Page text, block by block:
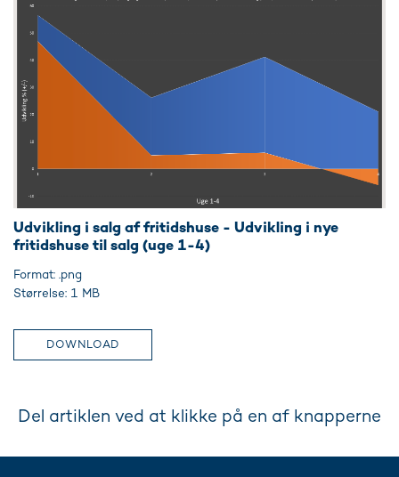
Udvikling i salg af fritidshuse - Udvikling i nye
fritidshuse til salg (uge 1-4)
Format: .png
Størrelse: 1 MB
DOWNLOAD
Del artiklen ved at klikke på en af knapperne